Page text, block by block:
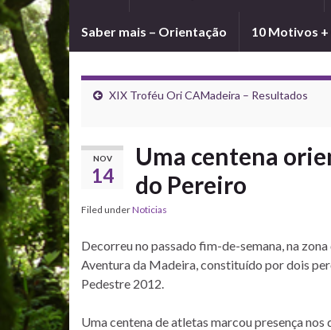
Saber mais – Orientação 10 Motivos
XIX Troféu Ori CAMadeira – Resultados
NOV
14
Uma centena
do Pereiro
Filed underNoticias
Decorreu no passado fim-de-semana, na
Aventura da Madeira, constituído por dois
Pedestre 2012.
Uma centena de atletas marcou presença